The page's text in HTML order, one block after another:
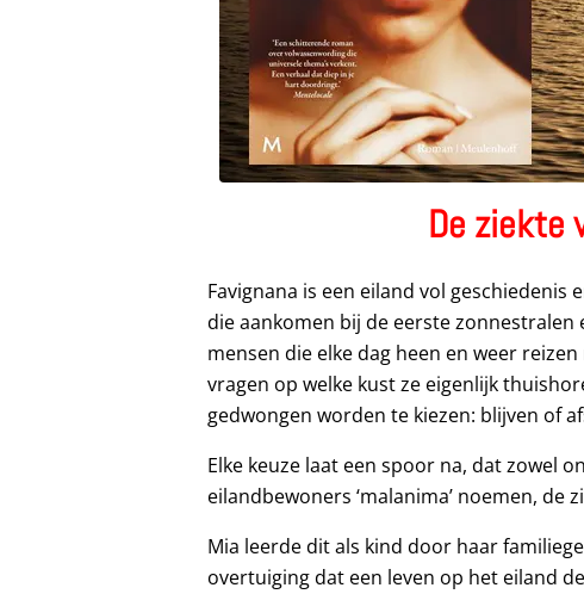
De ziekte
Favignana is een eiland vol
die aankomen bij de eerste
mensen die elke dag heen en weer
vragen op welke kust ze eigenlijk
gedwongen worden te kiezen: blijven of
Elke keuze laat een spoor na, dat zowel
eilandbewoners ‘malanima’ noemen, de
Mia leerde dit als kind door haar
overtuiging dat een leven op het eiland